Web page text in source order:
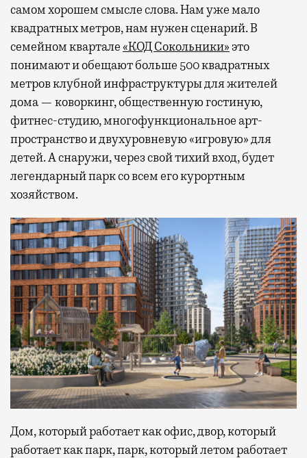
самом хорошем смысле слова. Нам уже мало
квадратных метров, нам нужен сценарий. В
семейном квартале«КОД Сокольники»это
понимают и обещают больше 500 квадратных
метров клубной инфраструктуры для жителей
дома — коворкинг, общественную гостиную,
фитнес-студию, многофункциональное арт-
пространство и двухуровневую «игровую» для
детей. А снаружи, через свой тихий вход, будет
легендарный парк со всем его курортным
хозяйством.
Дом, который работает как офис, двор, который
работает как парк, парк, который летом работает